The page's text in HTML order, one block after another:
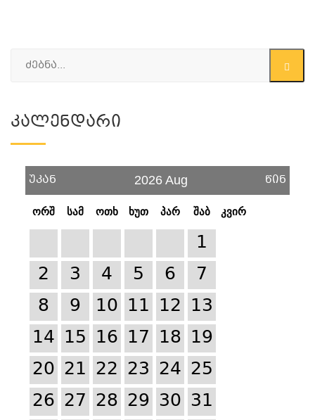
Კალენდარი
უკან 2026 Aug წინ
ორშ სამ ოთხ ხუთ პარ შაბ კვირ
1
2
3 4 5 6
7
8
9 10 11 12 13
14 15 16 17 18 19
20 21 22 23 24 25
26 27 28 29 30 31